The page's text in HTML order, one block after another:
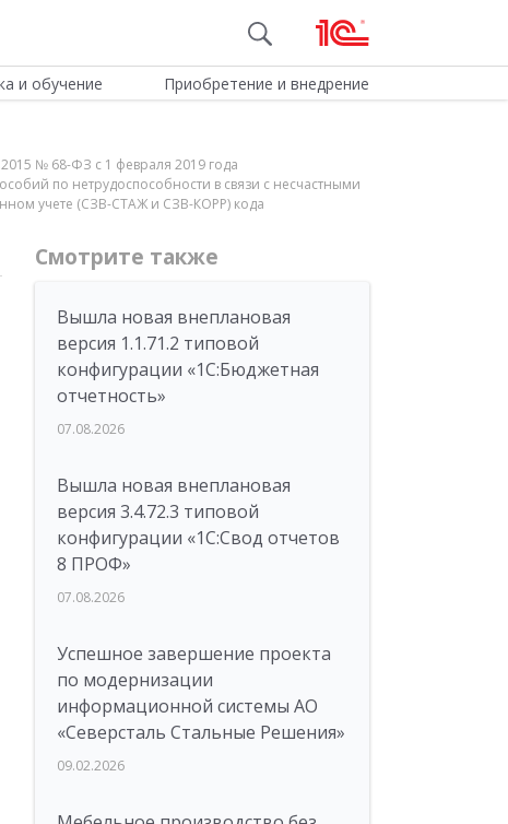
и обучение Приобретение и внедрение
№ 68-ФЗ с 1 февраля 2019 года
по нетрудоспособности в связи с несчастными
учете (СЗВ-СТАЖ и СЗВ-КОРР) кода
Смотрите также
Вышла новая внеплановая
версия 1.1.71.2 типовой
конфигурации «1C:Бюджетная
отчетность»
07.08.2026
Вышла новая внеплановая
версия 3.4.72.3 типовой
конфигурации «1C:Свод отчетов
8 ПРОФ»
07.08.2026
Успешное завершение проекта
по модернизации
информационной системы АО
«Северсталь Стальные Решения»
09.02.2026